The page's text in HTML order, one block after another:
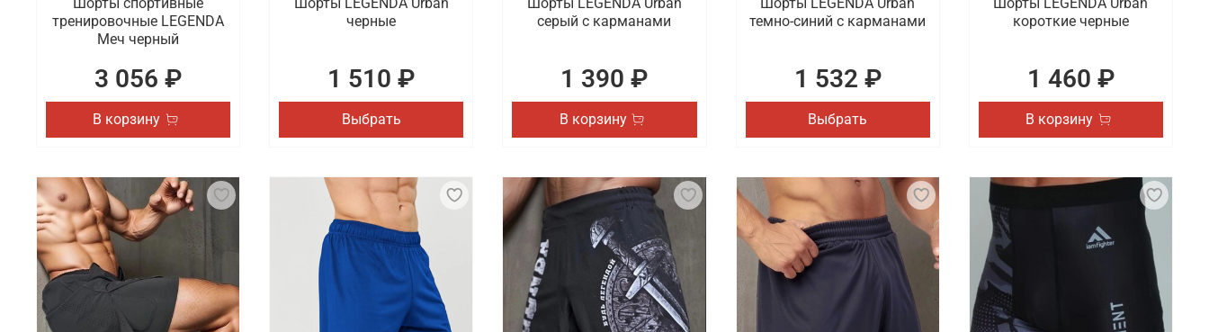
тренировочные LEGENDA
Меч черный
3 056 ₽
В корзину
черные
1 510 ₽
Выбрать
серый c карманами
1 390 ₽
В корзину
темно-синий с карманами
1 532 ₽
Выбрать
короткие черные
1 460 ₽
В корзину